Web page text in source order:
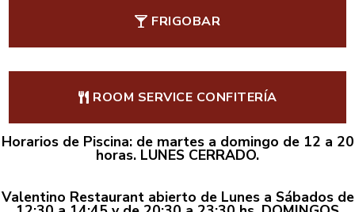
FRIGOBAR
ROOM SERVICE CONFITERÍA
Horarios de Piscina: de martes a domingo de 12 a 20
horas. LUNES CERRADO.
Valentino Restaurant abierto de Lunes a Sábados de